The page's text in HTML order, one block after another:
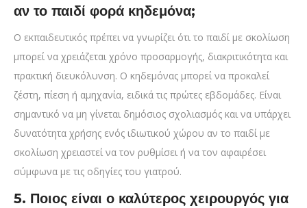
αν το παιδί φορά κηδεμόνα;
Ο εκπαιδευτικός πρέπει να γνωρίζει ότι το παιδί με σκολίωση
μπορεί να χρειάζεται χρόνο προσαρμογής, διακριτικότητα και
πρακτική διευκόλυνση. Ο κηδεμόνας μπορεί να προκαλεί
ζέστη, πίεση ή αμηχανία, ειδικά τις πρώτες εβδομάδες. Είναι
σημαντικό να μη γίνεται δημόσιος σχολιασμός και να υπάρχει
δυνατότητα χρήσης ενός ιδιωτικού χώρου αν το παιδί με
σκολίωση χρειαστεί να τον ρυθμίσει ή να τον αφαιρέσει
σύμφωνα με τις οδηγίες του γιατρού.
5. Ποιος είναι ο καλύτερος χειρουργός για